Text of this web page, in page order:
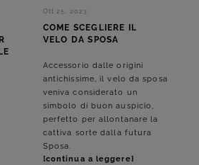
Ott 25, 2023
COME SCEGLIERE IL
VELO DA SPOSA
Accessorio dalle origini
antichissime, il velo da sposa
veniva considerato un
simbolo di buon auspicio,
perfetto per allontanare la
cattiva sorte dalla futura
Sposa.
[continua a leggere]